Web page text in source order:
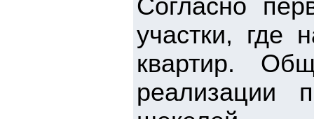
Согласно
участки, где
квартир.
реализации